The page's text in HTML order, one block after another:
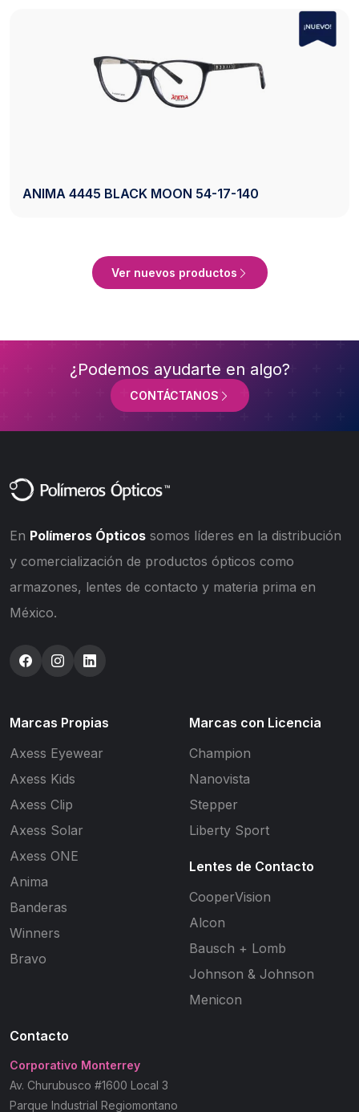
AXESS 2742 BLACK 50-20-140
Ver nuevos productos
¿Podemos ayudarte en algo?
CONTÁCTANOS
En Polímeros Ópticos somos líderes en la distribución
y comercialización de productos ópticos como
armazones, lentes de contacto y materia prima en
México.
Marcas Propias
Axess Eyewear
Axess Kids
Axess Clip
Axess Solar
Axess ONE
Anima
Banderas
Winners
Bravo
Marcas con Licencia
Champion
Nanovista
Stepper
Liberty Sport
Lentes de Contacto
CooperVision
Alcon
Bausch + Lomb
Johnson & Johnson
Menicon
Contacto
Corporativo Monterrey
Av. Churubusco #1600 Local 3
Parque Industrial Regiomontano